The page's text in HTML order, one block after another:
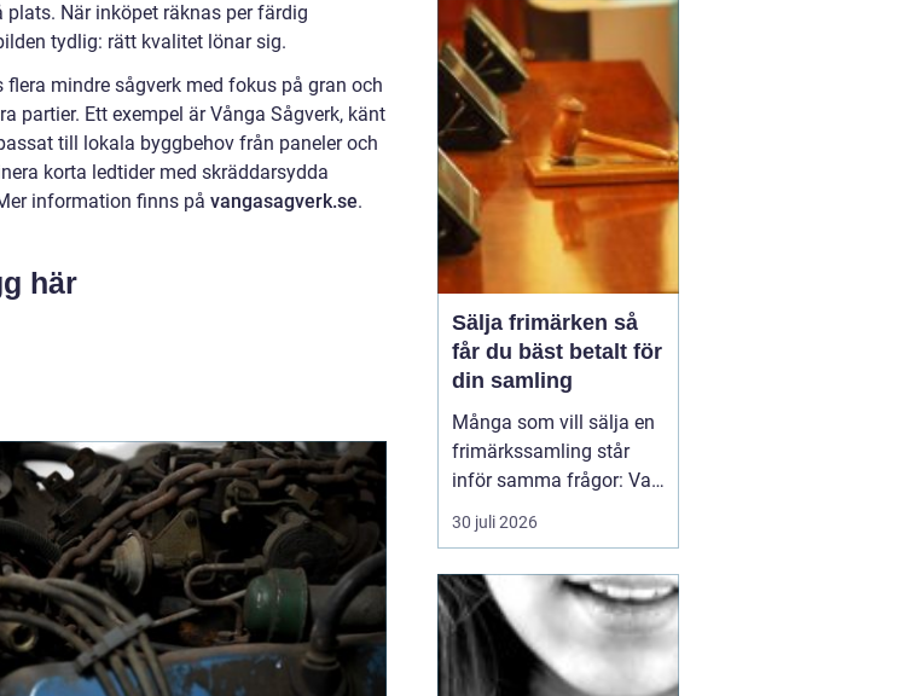
När inköpet räknas per färdig
tydlig: rätt kvalitet lönar sig.
mindre sågverk med fokus på gran och
partier. Ett exempel är Vånga Sågverk, känt
till lokala byggbehov från paneler och
korta ledtider med skräddarsydda
information finns på vangasagverk.se.
här
alltid bäst att vända sig
till ett proffs. I Huddinge
finns det många ...
Sälja frimärken så
får du bäst betalt för
din samling
Många som vill sälja en
frimärkssamling står
inför samma frågor: Vad
är samlingen värd? Var
vänder man sig? Och hur
för billigt? Oavsett om
samlingen är egen, ärvd
eller del av ett dödsbo
går det att skapa
30 juli 2026